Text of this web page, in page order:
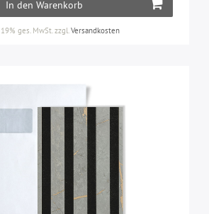
In den Warenkorb
ges. MwSt.zzgl.Versandkosten